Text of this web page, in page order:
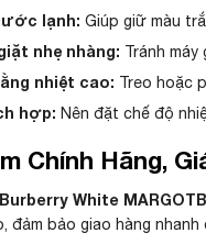
lạnh: Giúp giữ màu
nhẹ nhàng: Tránh
nhiệt cao: Treo hoặc
hợp: Nên đặt chế độ
Chính Hãng,
White
đảm bảo giao hàng